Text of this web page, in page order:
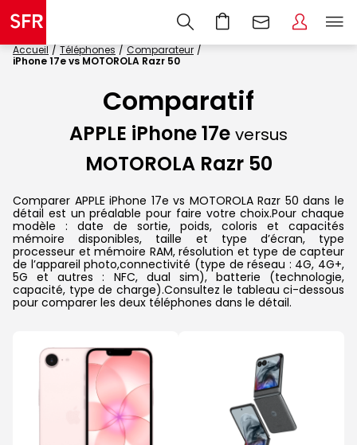
Accueil Téléphones
Comparateur
iPhone 17e vs MOTOROLA Razr 50
Comparatif
APPLE iPhone 17e versus
MOTOROLA Razr 50
Comparer APPLE iPhone 17e vs MOTOROLA Razr 50 dans le
détail est un préalable pour faire votre choix.Pour chaque
modèle : date de sortie, poids, coloris et capacités
mémoire disponibles, taille et type d’écran, type
processeur et mémoire RAM, résolution et type de capteur
de l’appareil photo,connectivité (type de réseau : 4G, 4G+,
5G et autres : NFC, dual sim), batterie (technologie,
capacité, type de charge).Consultez le tableau ci-dessous
pour comparer les deux téléphones dans le détail.